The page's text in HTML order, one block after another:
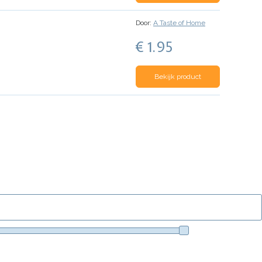
Door: A Taste of Home
€ 1.95
Bekijk product